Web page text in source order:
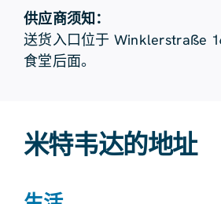
供应商须知：
送货入口位于 Winklerstraße
食堂后面。
米特韦达的地址